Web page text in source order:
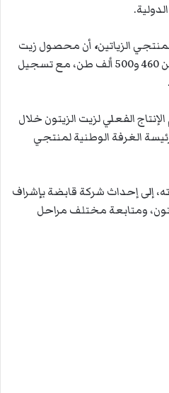
الزياتين، أن محصول زيت
الزيتون لهذا الموسم، يتراوح بين 460 و500 ألف طن، مع تسجيل
الفعلي لزيت الزيتون خلال
رئيسة الغرفة الوطنية لمنتجي
إلى إحداث شركة قابضة بإشراف
ومتابعة مختلف مراحل